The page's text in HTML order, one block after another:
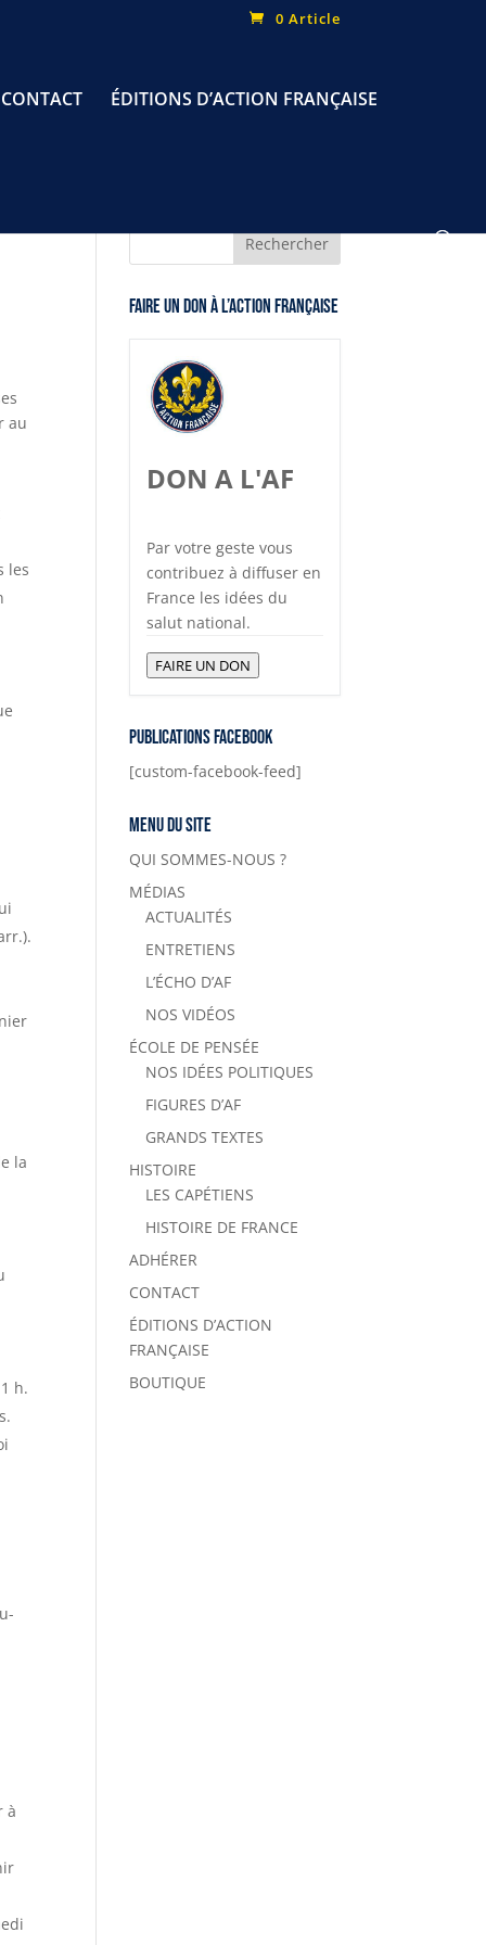
0 Article
CONTACT ÉDITIONS D’ACTION FRANÇAISE
au
les
la
h.
à
Faire un don à l’Action Française
DON A L'AF
Par votre geste vous
contribuez à diffuser en
France les idées du
salut national.
FAIRE UN DON
Publications Facebook
[custom-facebook-feed]
Menu du site
QUI SOMMES-NOUS ?
MÉDIAS
ACTUALITÉS
ENTRETIENS
L’ÉCHO D’AF
NOS VIDÉOS
ÉCOLE DE PENSÉE
NOS IDÉES POLITIQUES
FIGURES D’AF
GRANDS TEXTES
HISTOIRE
LES CAPÉTIENS
HISTOIRE DE FRANCE
ADHÉRER
CONTACT
ÉDITIONS D’ACTION
FRANÇAISE
BOUTIQUE